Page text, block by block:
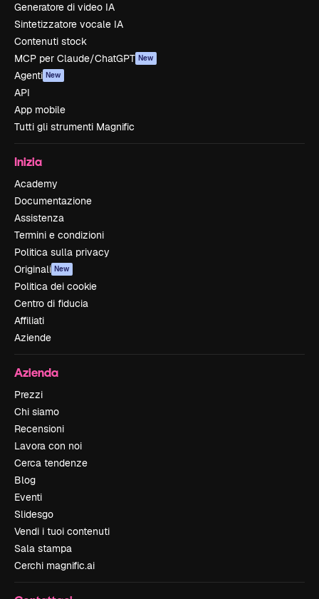
Generatore di video IA
Sintetizzatore vocale IA
Contenuti stock
MCP per Claude/ChatGPT New
Agenti New
API
App mobile
Tutti gli strumenti Magnific
Inizia
Academy
Documentazione
Assistenza
Termini e condizioni
Politica sulla privacy
Originali New
Politica dei cookie
Centro di fiducia
Affiliati
Aziende
Azienda
Prezzi
Chi siamo
Recensioni
Lavora con noi
Cerca tendenze
Blog
Eventi
Slidesgo
Vendi i tuoi contenuti
Sala stampa
Cerchi magnific.ai